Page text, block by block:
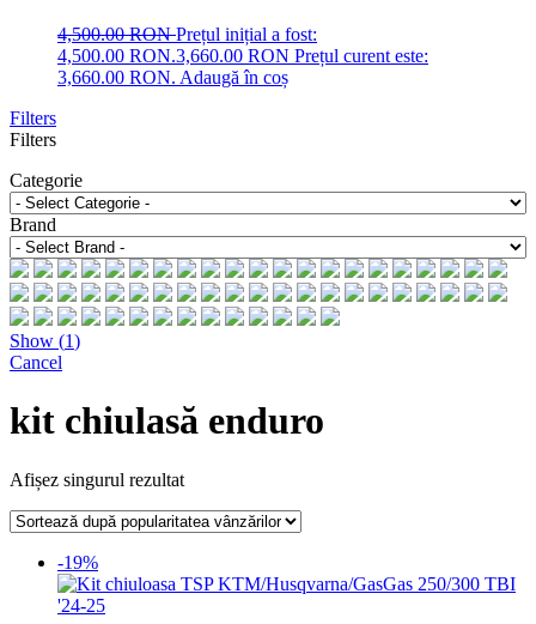
4,500.00RONPrețul inițial a fost:
4,500.00 RON.3,660.00 RON Prețul curent este:
3,660.00 RON. Adaugă în coș
Filters
Filters
Categorie
Brand
Show (1)
Cancel
kit chiulasă enduro
Afișez singurul rezultat
-19%